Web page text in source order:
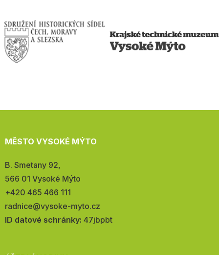
MĚSTO VYSOKÉ MÝTO
Adresa:
B. Smetany 92,
566 01 Vysoké Mýto
Telefon:
+420 465 466 111
E-
mail:
radnice@vysoke-myto.cz
ID datové schránky: 47jbpbt